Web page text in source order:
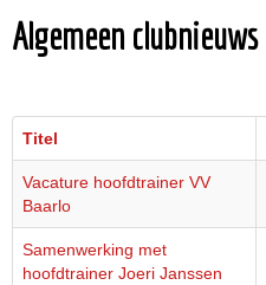
Algemeen clubnieuws
Titel
Vacature hoofdtrainer VV
Baarlo
Samenwerking met
hoofdtrainer Joeri Janssen